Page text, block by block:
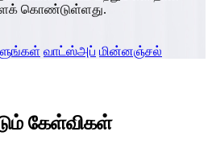
கொண்டுள்ளது.
வாட்ஸ்அப் மின்னஞ்சல்
கேள்விகள்